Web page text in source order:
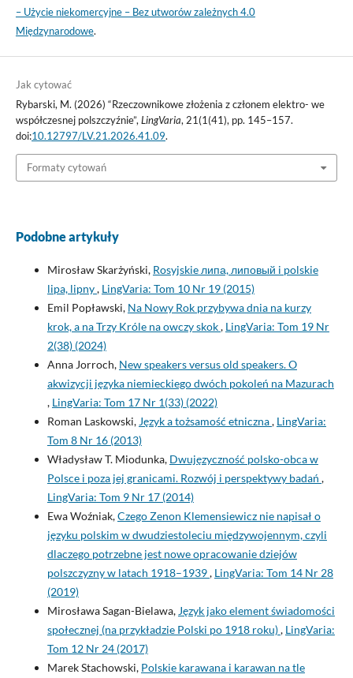
– Użycie niekomercyjne – Bez utworów zależnych 4.0
Międzynarodowe.
Jak cytować
Rybarski, M. (2026) “Rzeczownikowe złożenia z członem elektro- we
współczesnej polszczyźnie”, LingVaria, 21(1(41), pp. 145–157.
doi:10.12797/LV.21.2026.41.09.
Formaty cytowań
Podobne artykuły
Mirosław Skarżyński, Rosyjskie липа, липовый i polskie
lipa, lipny, LingVaria: Tom 10 Nr 19 (2015)
Emil Popławski, Na Nowy Rok przybywa dnia na kurzy
krok, a na Trzy Króle na owczy skok, LingVaria: Tom 19 Nr
2(38) (2024)
Anna Jorroch, New speakers versus old speakers. O
akwizycji języka niemieckiego dwóch pokoleń na Mazurach
, LingVaria: Tom 17 Nr 1(33) (2022)
Roman Laskowski, Język a tożsamość etniczna, LingVaria:
Tom 8 Nr 16 (2013)
Władysław T. Miodunka, Dwujęzyczność polsko-obca w
Polsce i poza jej granicami. Rozwój i perspektywy badań ,
LingVaria: Tom 9 Nr 17 (2014)
Ewa Woźniak,Czego Zenon Klemensiewicz nie napisał o
języku polskim w dwudziestoleciu międzywojennym, czyli
dlaczego potrzebne jest nowe opracowanie dziejów
polszczyzny w latach 1918–1939, LingVaria: Tom 14 Nr 28
(2019)
Mirosława Sagan-Bielawa, Język jako element świadomości
społecznej (na przykładzie Polski po 1918 roku), LingVaria:
Tom 12 Nr 24 (2017)
Marek Stachowski, Polskie karawana i karawan na tle